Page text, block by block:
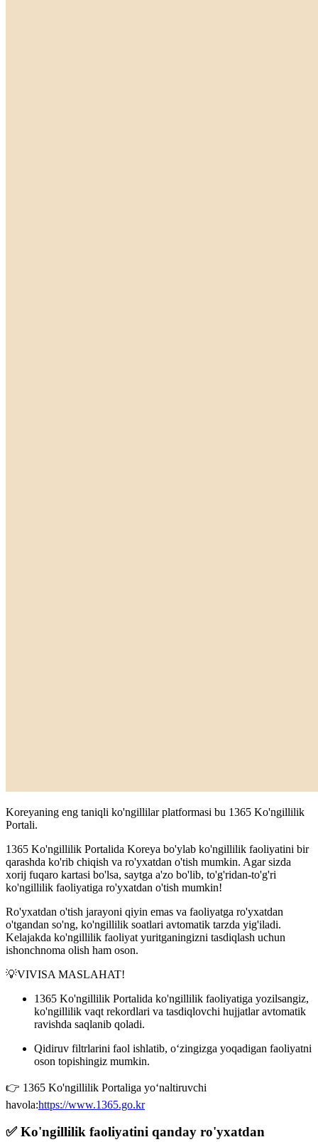
Koreyaning eng taniqli ko'ngillilar platformasi bu 1365 Ko'ngillilik
Portali.
1365 Ko'ngillilik Portalida Koreya bo'ylab ko'ngillilik faoliyatini bir
qarashda ko'rib chiqish va ro'yxatdan o'tish mumkin. Agar sizda
xorij fuqaro kartasi bo'lsa, saytga a'zo bo'lib, to'g'ridan-to'g'ri
ko'ngillilik faoliyatiga ro'yxatdan o'tish mumkin!
Ro'yxatdan o'tish jarayoni qiyin emas va faoliyatga ro'yxatdan
o'tgandan so'ng, ko'ngillilik soatlari avtomatik tarzda yig'iladi.
Kelajakda ko'ngillilik faoliyat yuritganingizni tasdiqlash uchun
ishonchnoma olish ham oson.
💡VIVISA MASLAHAT!
1365 Ko'ngillilik Portalida ko'ngillilik faoliyatiga yozilsangiz,
ko'ngillilik vaqt rekordlari va tasdiqlovchi hujjatlar avtomatik
ravishda saqlanib qoladi.
Qidiruv filtrlarini faol ishlatib, oʻzingizga yoqadigan faoliyatni
oson topishingiz mumkin.
👉 1365 Ko'ngillilik Portaliga yo‘naltiruvchi
havola:https://www.1365.go.kr
✅ Ko'ngillilik faoliyatini qanday ro'yxatdan